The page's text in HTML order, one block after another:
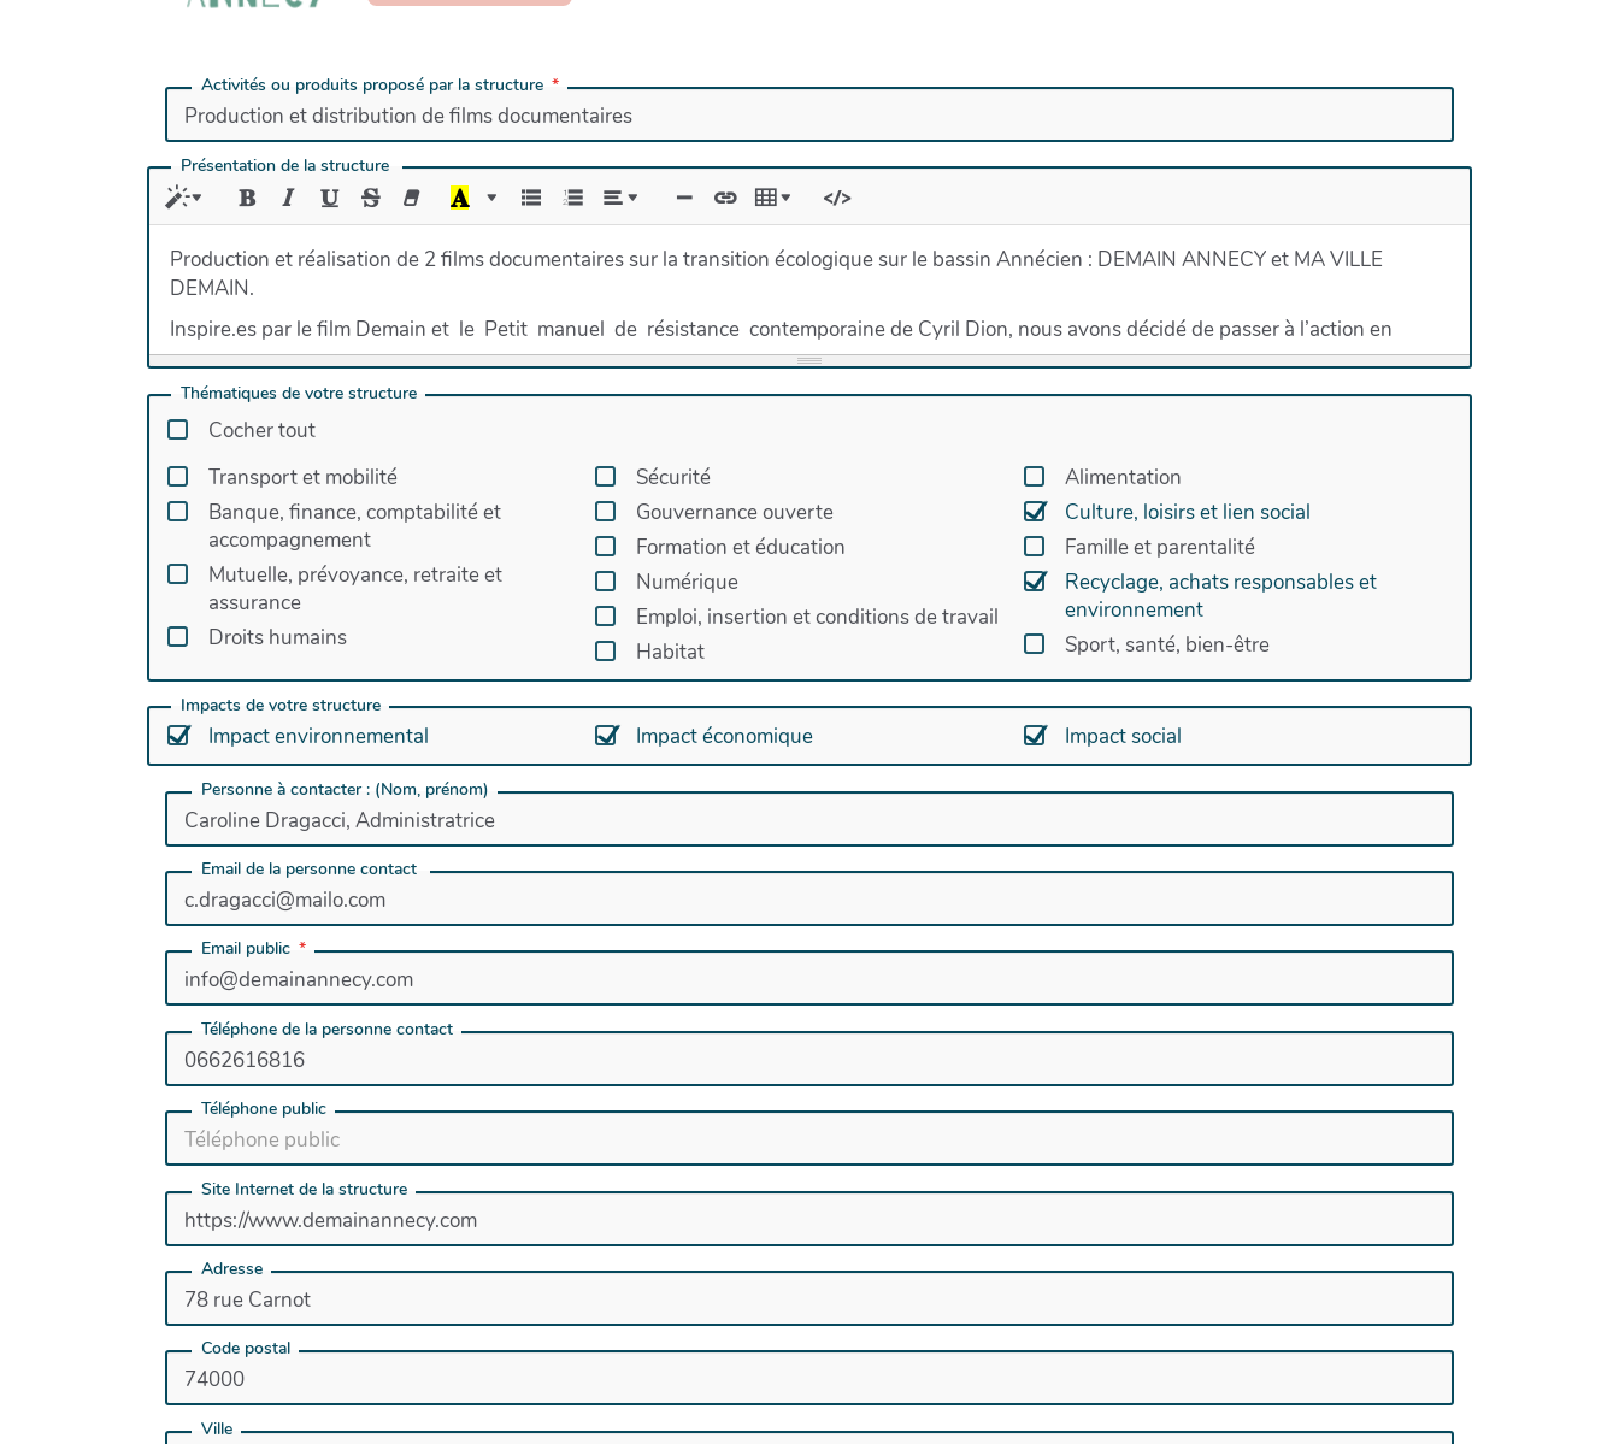
Activités ou produits proposé par la structure
Présentation de la structure
Production et réalisation de 2 films documentaires sur la transition écologique sur le bassin Annécien : DEMAIN ANNECY et MA VILLE
DEMAIN.
Inspire.es par le film Demain et le Petit manuel de résistance contemporaine de Cyril Dion, nous avons décidé de passer à l’action en
mettant en avant des hommes et des femmes qui ont décidé un jour de s’engager localement pour les autres et pour la planète. Partout en
France, des actions, des collectifs, des associations et des entreprises se développent en quête de mieux vivre et de durabilité.Des
citoyens se mobilisent pour créer... Les choses bougent.
Thématiques de votre structure
Cocher tout
Transport et mobilité
Banque, finance, comptabilité et
accompagnement
Mutuelle, prévoyance, retraite et
assurance
Droits humains
Sécurité
Gouvernance ouverte
Formation et éducation
Numérique
Emploi, insertion et conditions de travail
Habitat
Alimentation
Culture, loisirs et lien social
Famille et parentalité
Recyclage, achats responsables et
environnement
Sport, santé, bien-être
Impacts de votre structure
Impact environnemental Impact économique Impact social
Personne à contacter : (Nom, prénom)
Email de la personne contact
Email public
Téléphone de la personne contact
Téléphone public
Site Internet de la structure
Adresse
Code postal
Ville